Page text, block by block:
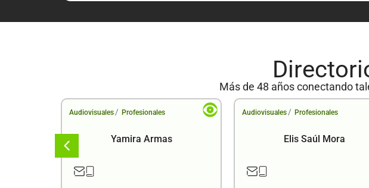
Más de 48 años conectando
Audiovisuales / Profesionales
Yamira Armas
Audiovisuales / Profesionales
Elis Saúl Mora